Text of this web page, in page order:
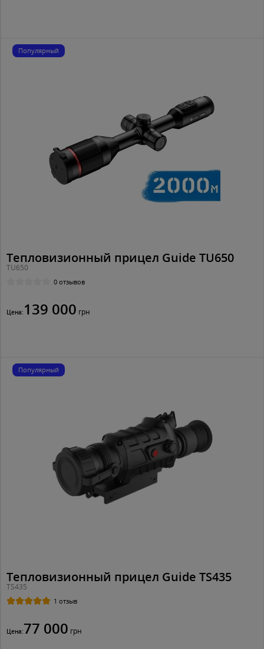
Популярный
Тепловизионный прицел Guide TU650
TU650
0 отзывов
Цена: 139 000 грн
Популярный
Тепловизионный прицел Guide TS435
TS435
1 отзыв
Цена:77 000 грн